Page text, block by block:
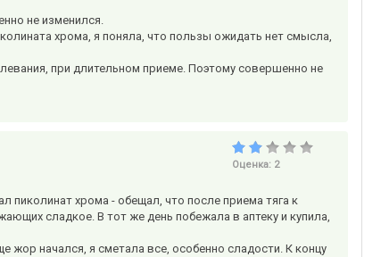
не изменился.
хрома, я поняла, что пользы ожидать нет смысла,
при длительном приеме. Поэтому совершенно не
Оценка: 2
пиколинат хрома - обещал, что после приема тяга к
сладкое. В тот же день побежала в аптеку и купила,
начался, я сметала все, особенно сладости. К концу